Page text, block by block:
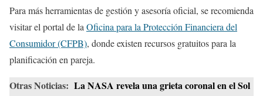
Para más herramientas de gestión y asesoría oficial, se recomienda
visitar el portal de la Oficina para la Protección Financiera del
Consumidor (CFPB), donde existen recursos gratuitos para la
planificación en pareja.
Otras Noticias: La NASA revela una grieta coronal en el Sol